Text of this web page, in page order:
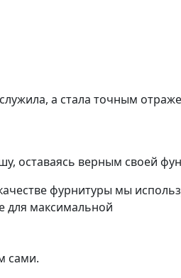
а стала точным
оставаясь верным своей
фурнитуры мы
для максимальной
сами.